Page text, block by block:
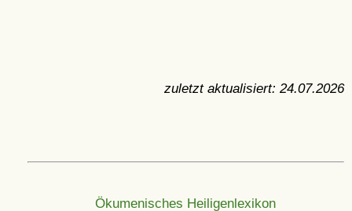
zuletzt aktualisiert: 24.07.2026
Ökumenisches Heiligenlexikon